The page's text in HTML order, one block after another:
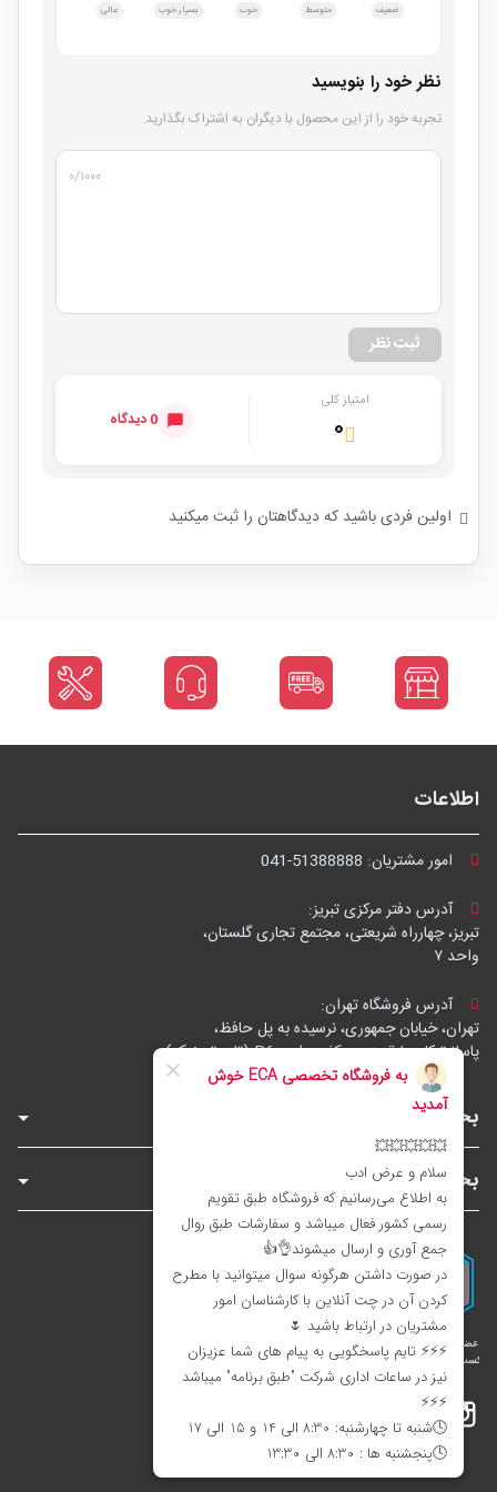
ضعیف متوسط خوب بسیار خوب عالی
نظر خود را بنویسید
تجربه خود را از این محصول با دیگران به اشتراک بگذارید.
۰/۱۰۰۰
ثبت نظر
امتیاز کلی
۰ 0 دیدگاه
اولین فردی باشید که دیدگاهتان را ثبت میکنید
اطلاعات
امور مشتریان: 041-51388888
آدرس دفتر مرکزی تبریز:
تبریز، چهارراه شریعتی، مجتمع تجاری گلستان،
واحد ۷
آدرس فروشگاه تهران:
تهران، خیابان جمهوری، نرسیده به پل حافظ،
پاساژ توکل، طبقه زیرهمکف، واحد B6 (تاپ ترونیک)
بخش‌های فروشگاه
بخش‌های سایت
اینستاگرام